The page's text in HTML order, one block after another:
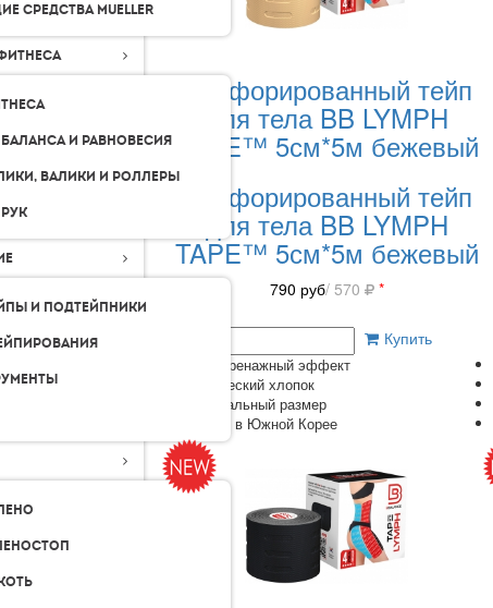
Перфорированный тейп
для тела BB LYMPH
TAPE™ 5см*5м бежевый
Перфорированный тейп
для тела BB LYMPH
TAPE™ 5см*5м бежевый
790 руб/ 570 *
Купить
Лимфодренажный эффект
Органический хлопок
Универсальный размер
Сделано в Южной Корее
средства Mueller
и равновесия
валики и роллеры
и подтейпники